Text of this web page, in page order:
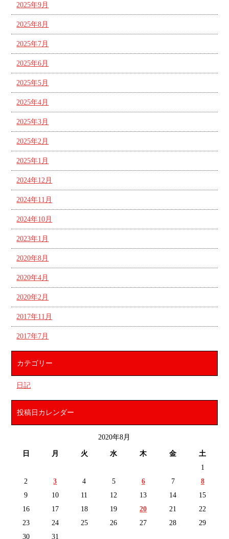
2025年9月
2025年8月
2025年7月
2025年6月
2025年5月
2025年4月
2025年3月
2025年2月
2025年1月
2024年12月
2024年11月
2024年10月
2023年1月
2020年8月
2020年4月
2020年2月
2017年11月
2017年7月
カテゴリー
日記
投稿日カレンダー
2020年8月
日 月 火 水 木 金
土
1
2
3 4 5 6 7
8
9
10 11 12 13 14
15
16
17 18 19 20 21
22
23
24 25 26 27 28
29
30
31